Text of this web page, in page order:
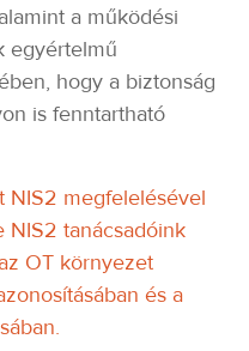
a működési
egyértelmű
hogy a biztonság
is fenntartható
NIS2 megfelelésével
NIS2 tanácsadóink
OT környezet
és a